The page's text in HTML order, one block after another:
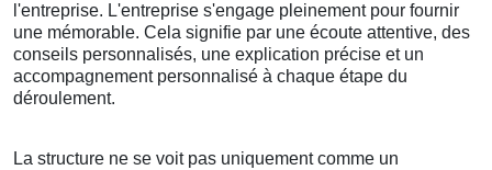
l'entreprise. L'entreprise s'engage pleinement pour fournir
une mémorable. Cela signifie par une écoute attentive, des
conseils personnalisés, une explication précise et un
accompagnement personnalisé à chaque étape du
déroulement.
La structure ne se voit pas uniquement comme un